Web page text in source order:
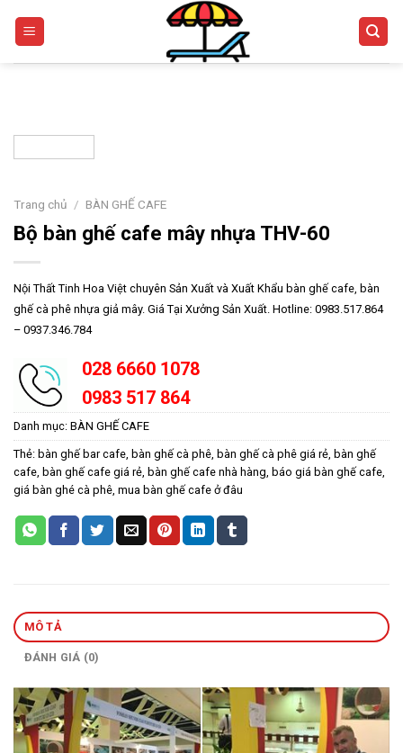
Trang chủ / BÀN GHẾ CAFE
Bộ bàn ghế cafe mây nhựa THV-60
Nội Thất Tinh Hoa Việt chuyên Sản Xuất và Xuất Khẩu bàn ghế cafe, bàn
ghế cà phê nhựa giả mây. Giá Tại Xưởng Sản Xuất. Hotline: 0983.517.864
– 0937.346.784
028 6660 1078
0983 517 864
Danh mục: BÀN GHẾ CAFE
Thẻ: bàn ghế bar cafe, bàn ghế cà phê, bàn ghế cà phê giá rẻ, bàn ghế
cafe, bàn ghế cafe giá rẻ, bàn ghế cafe nhà hàng, báo giá bàn ghế cafe,
giá bàn ghé cà phê, mua bàn ghế cafe ở đâu
MÔ TẢ
ĐÁNH GIÁ (0)